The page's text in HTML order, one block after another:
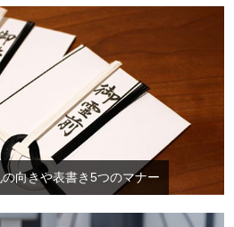
向きや表書き5つのマナー